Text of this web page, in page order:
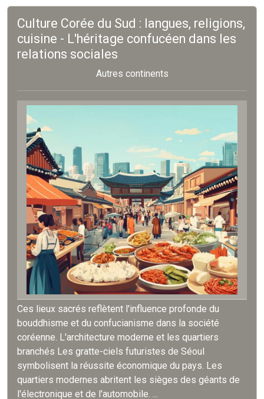
Culture Corée du Sud : langues, religions,
cuisine - L'héritage confucéen dans les
relations sociales
Autres continents
Ces lieux sacrés reflètent l'influence profonde du
bouddhisme et du confucianisme dans la société
coréenne. L'architecture moderne et les quartiers
branchés Les gratte-ciels futuristes de Séoul
symbolisent la réussite économique du pays. Les
quartiers modernes abritent les sièges des géants de
l'électronique et de l'automobile. ...